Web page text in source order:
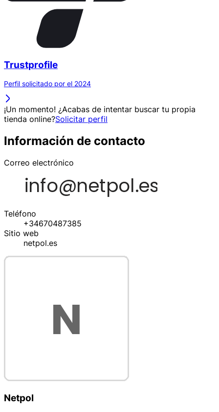
Trustprofile
Perfil solicitado por el 2024
¡Un momento! ¿Acabas de intentar buscar tu propia
tienda online?Solicitar perfil
Información de contacto
Correo electrónico
Teléfono
+34670487385
Sitio web
netpol.es
Netpol